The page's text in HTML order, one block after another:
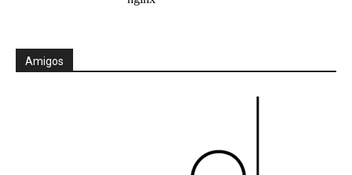
Amigos